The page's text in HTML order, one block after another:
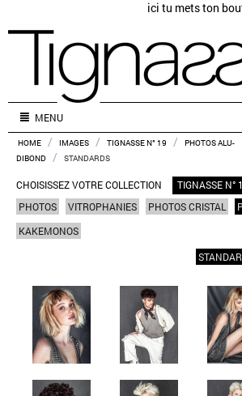
ici tu mets ton
MENU
HOME / IMAGES / TIGNASSE N° 19 /
PHOTOS ALU-
DIBOND
/ STANDARDS
CHOISISSEZ VOTRE COLLECTION
TIGNASSE N°
PHOTOS
VITROPHANIES PHOTOS CRISTAL
KAKEMONOS